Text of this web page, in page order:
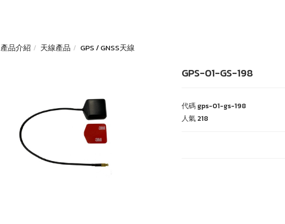
產品介紹 天線產品 GPS / GNSS天線
GPS-01-GS-198
代碼gps-01-gs-198
人氣218